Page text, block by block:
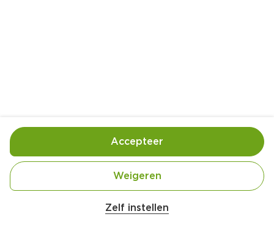
Handige informatie over dit product
Rainforest Alliance people and nature
Zelf instellen
Weigeren
Accepteer